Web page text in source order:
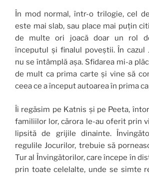
În mod normal, într-o trilogie, cel
este mai slab, sau place mai puțin
de multe ori joacă doar un rol
începutul și finalul poveștii. În cazul
nu se întâmplă așa. Sfidarea mi-a
de mult ca prima carte și vine să
ceea ce a început autoarea în prima
Îi regăsim pe Katnis și pe Peeta,
familiilor lor, cărora le-au oferit prin
lipsită de grijile dinainte.
regulile Jocurilor, trebuie să
Tur al Învingătorilor, care începe în
prin toate celelalte, unde se simte